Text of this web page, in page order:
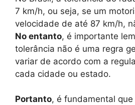
7 km/h, ou seja, se um
velocidade de até 87 km/h,
No entanto, é importante
tolerância não é uma regra
variar de acordo com a
cada cidade ou estado.
Portanto, é fundamental